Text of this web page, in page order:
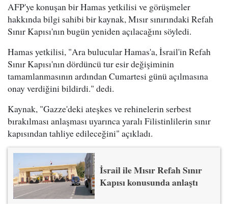
AFP'ye konuşan bir Hamas yetkilisi ve görüşmeler
hakkında bilgi sahibi bir kaynak, Mısır sınırındaki Refah
Sınır Kapısı'nın bugün yeniden açılacağını söyledi.
Hamas yetkilisi, "Ara bulucular Hamas'a, İsrail'in Refah
Sınır Kapısı'nın dördüncü tur esir değişiminin
tamamlanmasının ardından Cumartesi günü açılmasına
onay verdiğini bildirdi." dedi.
Kaynak, "Gazze'deki ateşkes ve rehinelerin serbest
bırakılması anlaşması uyarınca yaralı Filistinlilerin sınır
kapısından tahliye edileceğini" açıkladı.
İsrail ile Mısır Refah Sınır
Kapısı konusunda anlaştı